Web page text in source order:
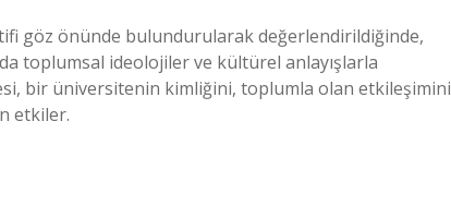
göz önünde bulundurularak değerlendirildiğinde,
toplumsal ideolojiler ve kültürel anlayışlarla
bir üniversitenin kimliğini, toplumla olan etkileşimini
etkiler.